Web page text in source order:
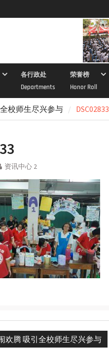
各行政处
Departments
荣誉榜
Honor Roll
校师生尽兴参与 DSC02833
资讯中心 2
欢腾 吸引全校师生尽兴参与